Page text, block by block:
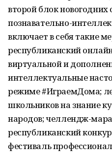
второй блок новогодних
познавательно-
включает в себя такие
республиканский
виртуальной и
интеллектуальные
режиме #ИграемДома;
школьников на знание
народов; челлендж-
республиканский
фестиваль